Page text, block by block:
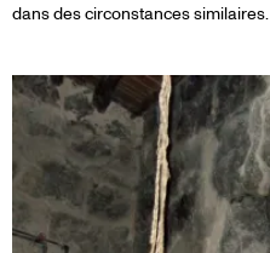
dans des circonstances similaires.